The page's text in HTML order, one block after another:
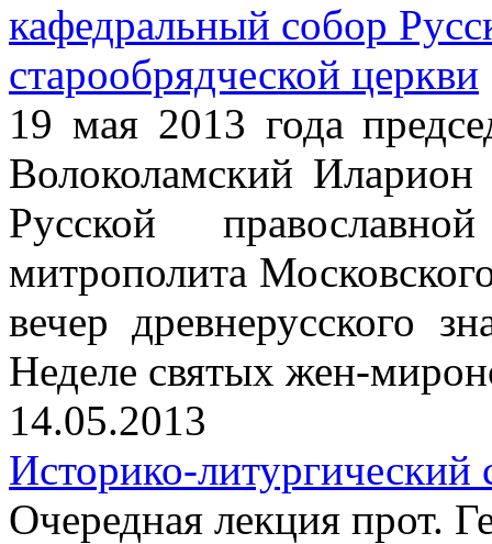
кафедральный собор
старообрядческой церкви
19 мая 2013 года
Волоколамский Иларион
Русской
митрополита
вечер древнерусского
Неделе святых жен-
14.05.2013
Историко-литургический
Очередная лекция прот.